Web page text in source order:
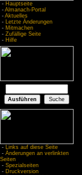
- Hauptseite
- Almanach-Portal
- Aktuelles
- Letzte Änderungen
- Mitmachen
- Zufällige Seite
- Hilfe
- Links auf diese Seite
- Änderungen an verlinkten
Seiten
- Spezialseiten
- Druckversion